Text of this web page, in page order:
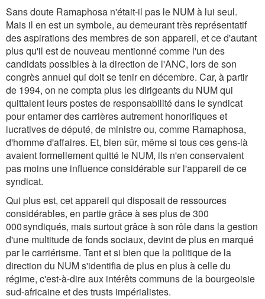
Sans doute Ramaphosa n'était-il pas le NUM à lui seul.
Mais il en est un symbole, au demeurant très représentatif
des aspirations des membres de son appareil, et ce d'autant
plus qu'il est de nouveau mentionné comme l'un des
candidats possibles à la direction de l'ANC, lors de son
congrès annuel qui doit se tenir en décembre. Car, à partir
de 1994, on ne compta plus les dirigeants du NUM qui
quittaient leurs postes de responsabilité dans le syndicat
pour entamer des carrières autrement honorifiques et
lucratives de député, de ministre ou, comme Ramaphosa,
d'homme d'affaires. Et, bien sûr, même si tous ces gens-là
avaient formellement quitté le NUM, ils n'en conservaient
pas moins une influence considérable sur l'appareil de ce
syndicat.
Qui plus est, cet appareil qui disposait de ressources
considérables, en partie grâce à ses plus de 300
000 syndiqués, mais surtout grâce à son rôle dans la gestion
d'une multitude de fonds sociaux, devint de plus en marqué
par le carriérisme. Tant et si bien que la politique de la
direction du NUM s'identifia de plus en plus à celle du
régime, c'est-à-dire aux intérêts communs de la bourgeoisie
sud-africaine et des trusts impérialistes.